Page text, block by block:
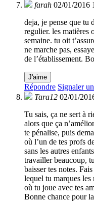
farah 02/01/2016
deja, je pense que tu
regulier. les matières
semaine. tu oit
ne marche pas,
de l’établissement.
J'aime
Répondre Signaler
Tara12 02/01/
Tu sais, ça ne sert à
alors que ça
te pénalise, puis
où l’un de tes profs
sans les autres
travailler beaucoup,
baisser tes notes.
lequel tu marques
où tu joue avec tes
Bonne chance pour